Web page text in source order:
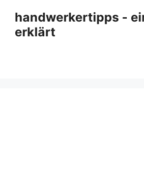
Inhalt
springen
handwerkertipps -
erklärt